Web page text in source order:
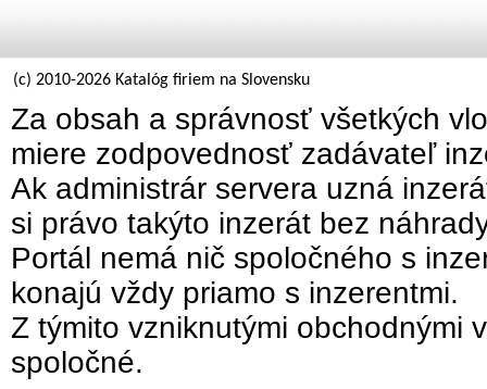
(c) 2010-2026 Katalóg firiem na Slovensku
Za obsah a správnosť všetkých
miere zodpovednosť zadávateľ
Ak administrár servera uzná
si právo takýto inzerát bez
Portál nemá nič spoločného s
konajú vždy priamo s inzerentmi.
Z týmito vzniknutými obchodnými
spoločné.